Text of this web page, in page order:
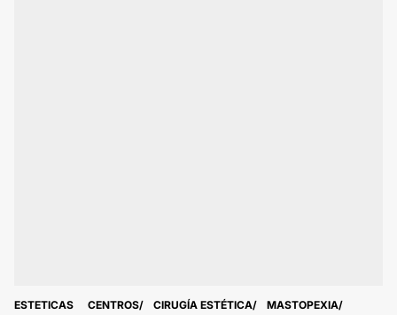
ESTETICAS CENTROS CIRUGÍA ESTÉTICA
MASTOPEXIA